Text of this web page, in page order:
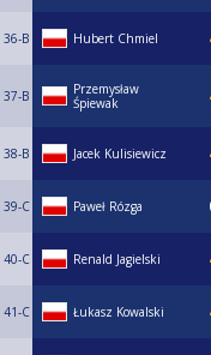
36-B Hubert Chmiel
37-B
Przemysław
Śpiewak
38-B Jacek Kulisiewicz
39-C Paweł Rózga
40-C Renald Jagielski
41-C Łukasz Kowalski